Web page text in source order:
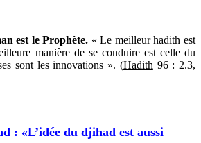
est le Prophète. « Le meilleur hadith est
manière de se conduire est celle du
sont les innovations ». (Hadith96 : 2.3,
: «L’idée du djihad est aussi